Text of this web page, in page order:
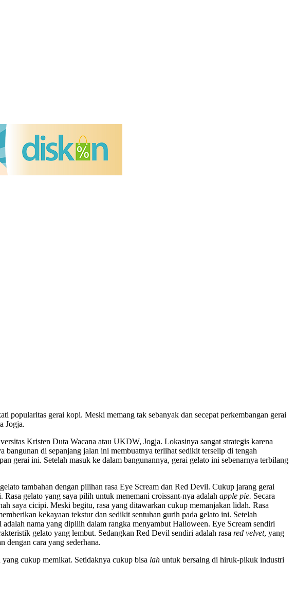
popularitas gerai kopi. Meski memang tak sebanyak dan secepat perkembangan gerai
Jogja.
Kristen Duta Wacana atau UKDW, Jogja. Lokasinya sangat strategis karena
di sepanjang jalan ini membuatnya terlihat sedikit terselip di tengah
gerai ini. Setelah masuk ke dalam bangunannya, gerai gelato ini sebenarnya terbilang
gelato tambahan dengan pilihan rasa Eye Scream dan Red Devil. Cukup jarang gerai
gelato yang saya pilih untuk menemani croissant-nya adalah apple pie. Secara
saya cicipi. Meski begitu, rasa yang ditawarkan cukup memanjakan lidah. Rasa
kekayaan tekstur dan sedikit sentuhan gurih pada gelato ini. Setelah
nama yang dipilih dalam rangka menyambut Halloween. Eye Scream sendiri
gelato yang lembut. Sedangkan Red Devil sendiri adalah rasa red velvet, yang
dengan cara yang sederhana.
cukup memikat. Setidaknya cukup bisa lah untuk bersaing di hiruk-pikuk industri